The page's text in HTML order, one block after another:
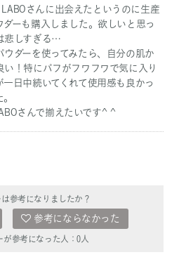
さんに出会えたというのに生産
ーも購入しました。欲しいと思っ
悲しすぎる…
ダーを使ってみたら、自分の肌か
！特にパフがフワフワで気に入り
日中続いてくれて使用感も良かっ
さんで揃えたいです^ ^
参考になりましたか？
参考にならなかった
が参考になった人：0 人